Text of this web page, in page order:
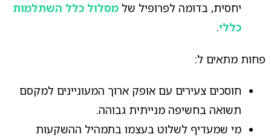
יחסית, בדומה לפרופיל של מסלול כלל השתלמות
כללי.
פחות מתאים ל:
חוסכים צעירים עם אופק ארוך המעוניינים למקסם
תשואה בחשיפה מנייתית גבוהה.
מי שמעדיף לשלוט בעצמו בתמהיל ההשקעות